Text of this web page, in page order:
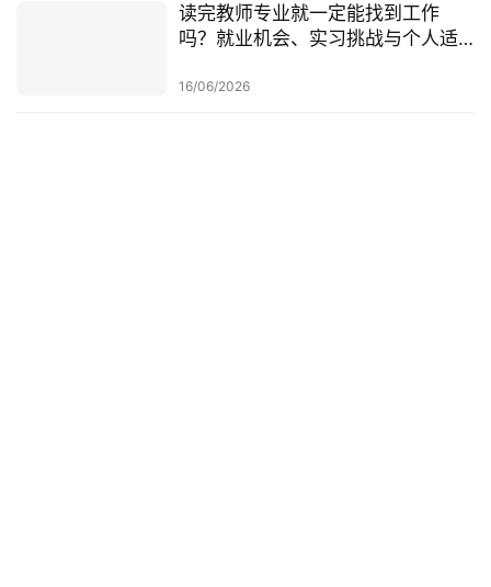
读完教师专业就一定能找到工作
吗？就业机会、实习挑战与个人适
16/06/2026